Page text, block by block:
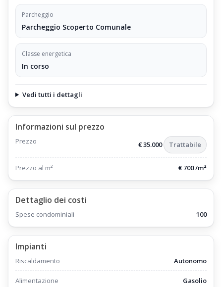
Parcheggio
Parcheggio Scoperto Comunale
Classe energetica
In corso
Vedi tutti i dettagli
Informazioni sul prezzo
Prezzo € 35.000 Trattabile
Prezzo al m² € 700 /m²
Dettaglio dei costi
Spese condominiali 100
Impianti
Riscaldamento Autonomo
Alimentazione Gasolio